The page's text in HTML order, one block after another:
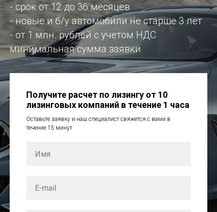
- срок от 12 до 36 месяцев
- новые и б/у автомобили не старше 3 лет
- от 1 млн. рублей с учетом НДС
минимальная сумма заявки
Получите расчет по лизингу от 10
лизинговых компаний в течение 1 часа
Оставьте заявку и наш специалист свяжется с вами в
течение 15 минут